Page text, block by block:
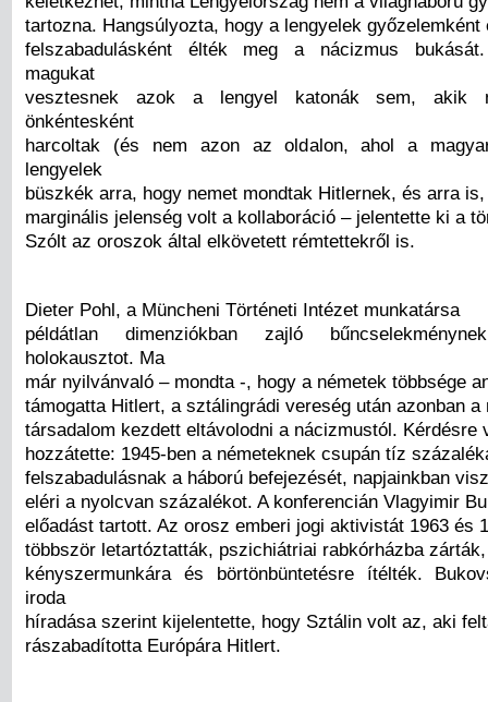
tartozna. Hangsúlyozta, hogy a lengyelek győzelemként
felszabadulásként élték meg a nácizmus
magukat
vesztesnek azok a lengyel katonák sem, akik
önkéntesként
harcoltak (és nem azon az oldalon, ahol a
lengyelek
büszkék arra, hogy nemet mondtak Hitlernek, és arra
marginális jelenség volt a kollaboráció – jelentette ki a
Szólt az oroszok által elkövetett rémtettekről is.
Dieter Pohl, a Müncheni Történeti Intézet munkatársa
példátlan dimenziókban zajló
holokausztot. Ma
már nyilvánvaló – mondta -, hogy a németek többsége
támogatta Hitlert, a sztálingrádi vereség után azonban a
társadalom kezdett eltávolodni a nácizmustól. Kérdésre
hozzátette: 1945-ben a németeknek csupán tíz
felszabadulásnak a háború befejezését, napjainkban
eléri a nyolcvan százalékot. A konferencián Vlagyimir
előadást tartott. Az orosz emberi jogi aktivistát 1963 és
többször letartóztatták, pszichiátriai rabkórházba zárták,
kényszermunkára és börtönbüntetésre ítélték.
iroda
híradása szerint kijelentette, hogy Sztálin volt az, aki
rászabadította Európára Hitlert.